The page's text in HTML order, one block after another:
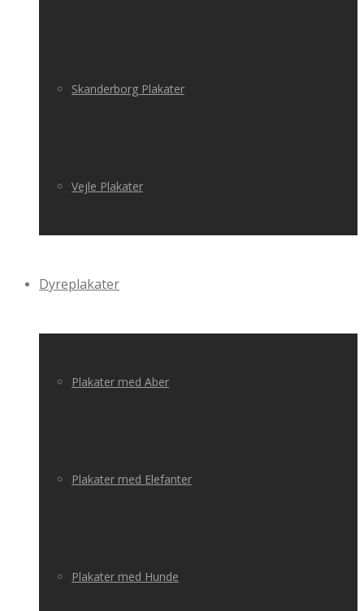
Skanderborg Plakater
Vejle Plakater
Dyreplakater
Plakater med Aber
Plakater med Elefanter
Plakater med Hunde